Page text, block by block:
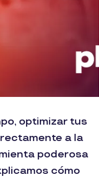
optimizar tus
a la
poderosa
cómo